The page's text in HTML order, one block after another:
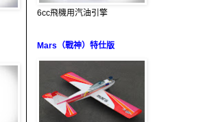
6cc飛機用汽油引擎
Mars（戰神）特仕版